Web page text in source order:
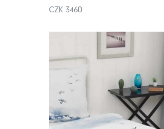
CZK 3460